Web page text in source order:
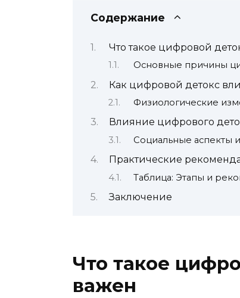
Содержание
Что такое цифровой
Основные причины
Как цифровой детокс
Физиологические
Влияние цифрового
Социальные аспекты
Практические
Таблица: Этапы и
Заключение
Что такое
важен